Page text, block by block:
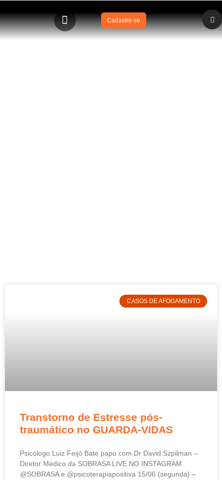
Cadastre-se
CASOS DE AFOGAMENTO
Transtorno de Estresse pós-
traumático no GUARDA-VIDAS
Psicólogo Luiz Feijó Bate papo com Dr David Szpilman –
Diretor Médico da SOBRASA LIVE NO INSTAGRAM
@SOBRASA e @psicoterapiapositiva 15/06 (segunda) –